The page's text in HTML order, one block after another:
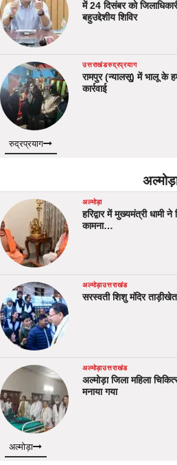
में 24 दिसंबर को
बहुउद्देशीय शिविर
उत्तराखंडरुद्रप्रयाग
रामपुर (न्यालसू) में भालू के
कार्रवाई
रुद्रप्रयाग
अल्मोड़ा
हरिद्वार में मुख्यमंत्री धामी
कामना…
अल्मोड़ाउत्तराखंड
सरस्वती शिशु मंदिर ताड़ीखेत
अल्मोड़ाउत्तराखंड
अल्मोड़ा जिला महिला
मनाया गया
अल्मोड़ा